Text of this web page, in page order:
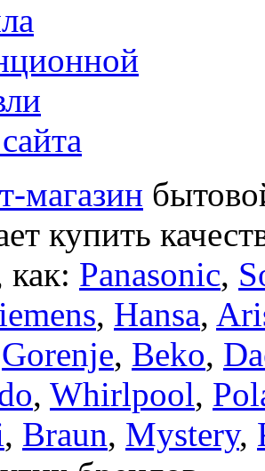
магазин
купить
как: Panasonic,
, Hansa,
Gorenje, Beko,
, Whirlpool,
, Braun, Mystery,